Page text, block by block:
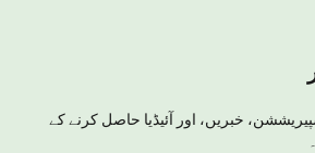
خبریں، اور آئیڈیا حاصل کرنے کے